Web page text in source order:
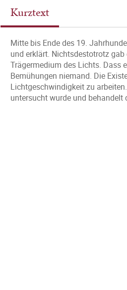
Kurztext
Mitte bis Ende des 19.
und erklärt. Nichtsdestotrotz
Trägermedium des Lichts. Dass
Bemühungen niemand. Die
Lichtgeschwindigkeit zu
untersucht wurde und behandelt